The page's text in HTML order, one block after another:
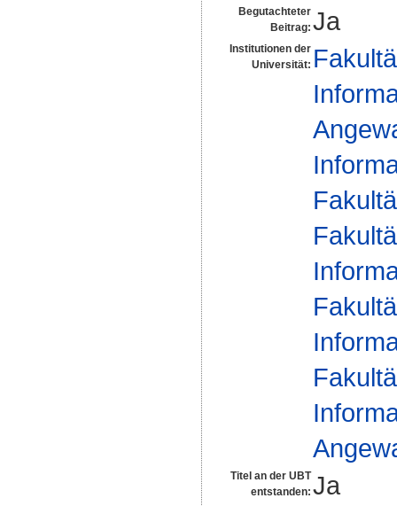
Begutachteter
Beitrag: Ja
Institutionen der
Universität:
Titel an der UBT
entstanden: Ja